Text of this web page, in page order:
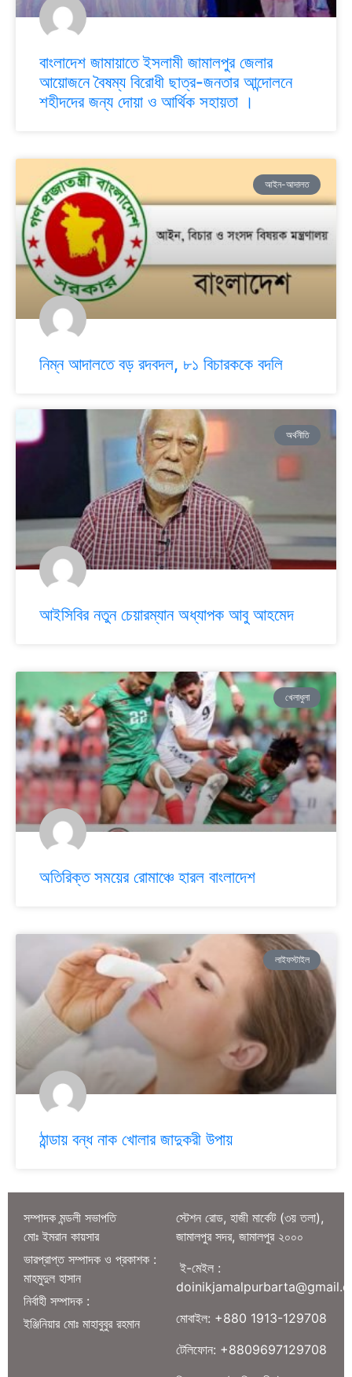
বাংলাদেশ জামায়াতে ইসলামী জামালপুর জেলার
আয়োজনে বৈষম্য বিরোধী ছাত্র-জনতার আন্দোলনে
শহীদদের জন্য দোয়া ও আর্থিক সহায়তা ।
আইন-আদালত
নিম্ন আদালতে বড় রদবদল, ৮১ বিচারককে বদলি
অর্থনীতি
আইসিবির নতুন চেয়ারম্যান অধ্যাপক আবু আহমেদ
খেলাধুলা
অতিরিক্ত সময়ের রোমাঞ্চে হারল বাংলাদেশ
লাইফস্টাইল
ঠান্ডায় বন্ধ নাক খোলার জাদুকরী উপায়
সম্পাদক মন্ডলী সভাপতি
মোঃ ইমরান কায়সার
ভারপ্রাপ্ত সম্পাদক ও প্রকাশক :
মাহমুদুল হাসান
নির্বাহী সম্পাদক :
ইঞ্জিনিয়ার মোঃ মাহাবুবুর রহমান
স্টেশন রোড, হাজী মার্কেট (৩য় তলা),
জামালপুর সদর, জামালপুর ২০০০
ই-মেইল :
মোবাইল: +880 1913-129708
টেলিফোন: +8809697129708